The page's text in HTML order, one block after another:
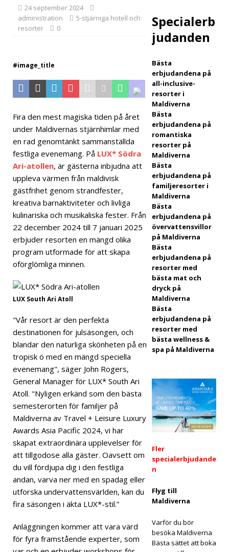
Guid
fems
g
statu
s
RNIG
A
HOT
[ 24
nove
r
jul
nyår
aru
24 september 2024
administration
5-stjärniga hotell och
resorter
0
#image_title
Fira den mest magiska tiden på året
under Maldivernas stjärnhimlar med
en rad genomtänkt sammanställda
festliga evenemang. På LUX* Södra
Ari-atollen, är gästerna inbjudna att
uppleva värmen från maldivisk
gästfrihet genom strandfester,
kreativa barnaktiviteter och livliga
kulinariska och musikaliska fester. Från
22 december 2024 till 7 januari 2025
erbjuder resorten en mängd olika
program utformade för att skapa
oförglömliga minnen.
LUX South Ari Atoll
"Vår resort är den perfekta
destinationen för julsäsongen, och
blandar den naturliga skönheten på en
tropisk ö med en mängd speciella
evenemang", säger John Rogers,
General Manager för LUX* South Ari
Atoll. "Nyligen erkänd som den bästa
semesterorten för familjer på
Maldiverna av Travel + Leisure Luxury
Awards Asia Pacific 2024, vi har
skapat extraordinära upplevelser för
att tillgodose alla gäster. Oavsett om
du vill fördjupa dig i den festliga
andan, varva ner med en spadag eller
utforska undervattensvärlden, kan du
fira säsongen i äkta LUX*-stil.”
Anläggningen kommer att vara värd
för fyra framstående experter, som
Specialerb
judanden
Bästa
erbjudandena på
all-inclusive-
resorter i
Maldiverna
Bästa
erbjudandena på
romantiska
resorter på
Maldiverna
Bästa
erbjudandena på
familjeresorter i
Maldiverna
Bästa
erbjudandena på
övervattensvillor
på Maldiverna
Bästa
erbjudandena på
resorter med
bästa mat och
dryck på
Maldiverna
Bästa
erbjudandena på
resorter med
bästa wellness &
spa på Maldiverna
Fler
specialerbjudande
n
Flyg till
Maldiverna
Varför du bör
besöka Maldiverna
Bästa sättet att boka